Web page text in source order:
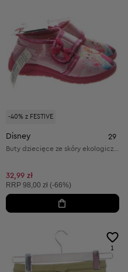
-40% z FESTIVE
Disney 29
32,99 zł
Cena sugerowana:
RRP 98,00 zł (-66%)
1